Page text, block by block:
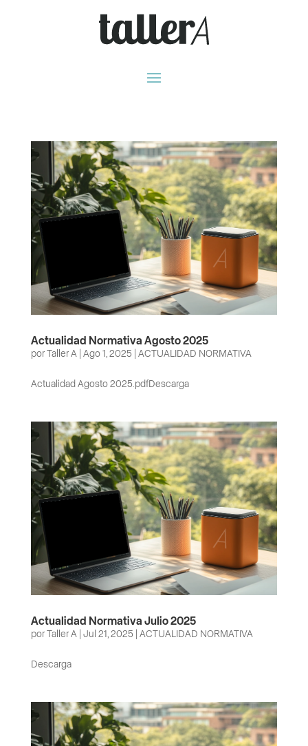
Actualidad Normativa Agosto 2025
por Taller A| Ago 1, 2025 ACTUALIDAD NORMATIVA
Actualidad Agosto 2025.pdfDescarga
Actualidad Normativa Julio 2025
por Taller A| Jul 21, 2025 ACTUALIDAD NORMATIVA
Descarga